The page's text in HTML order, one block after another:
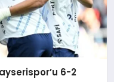
6-2